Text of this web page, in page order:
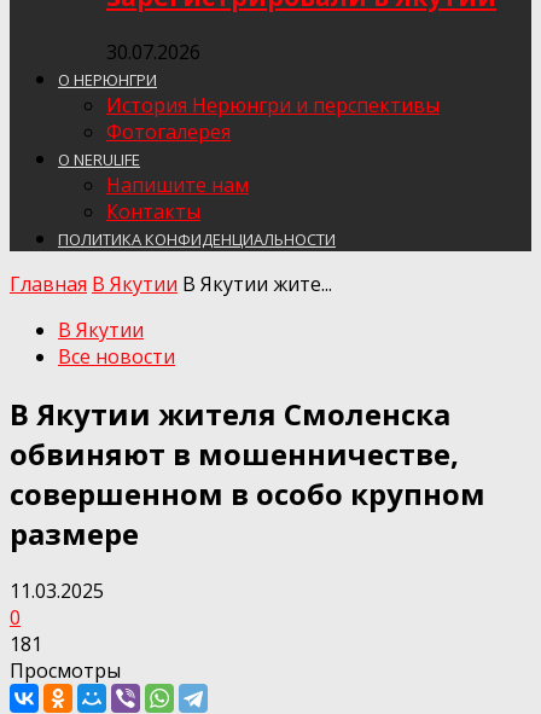
30.07.2026
О НЕРЮНГРИ
История Нерюнгри и перспективы
Фотогалерея
О NERULIFE
Напишите нам
Контакты
ПОЛИТИКА КОНФИДЕНЦИАЛЬНОСТИ
Главная В Якутии В Якутии жите...
В Якутии
Все новости
В Якутии жителя Смоленска
обвиняют в мошенничестве,
совершенном в особо крупном
размере
11.03.2025
0
181
Просмотры